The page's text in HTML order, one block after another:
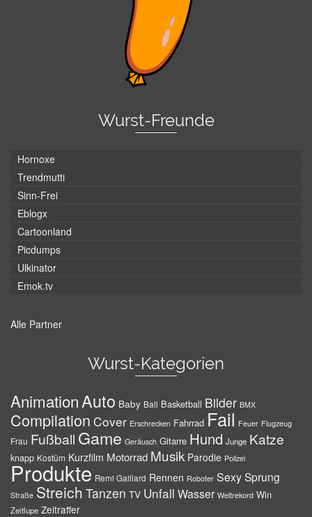
Wurst-Freunde
Hornoxe
Trendmutti
Sinn-Frei
Eblogx
Cartoonland
Picdumps
Ulkinator
Emok.tv
Alle Partner
Wurst-Kategorien
AnimationAuto Baby Ball Basketball Bilder BMX
Compilation Cover Erschrecken Fahrrad Fail Feuer Flugzeug
Frau Fußball Game Geräusch Gitarre Hund Junge Katze
knapp Kostüm Kurzfilm Motorrad Musik Parodie Polizei
Produkte Remi Gaillard Rennen Roboter SexySprung
Straße Streich Tanzen TV Unfall Wasser Weltrekord Win
Zeitlupe Zeitraffer